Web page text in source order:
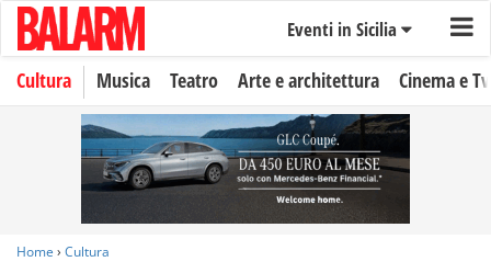
Eventi in Sicilia
Cultura Musica Teatro Arte e architettura Cinema e Tv
Home › Cultura